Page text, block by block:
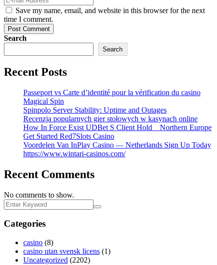
Save my name, email, and website in this browser for the next
time I comment.
Post Comment
Search
Search
Recent Posts
Passeport vs Carte d’identité pour la vérification du casino
Magical Spin
Spinpolo Server Stability: Uptime and Outages
Recenzja popularnych gier stołowych w kasynach online
How In Force Exist UDBet S Client Hold _ Northern Europe
Get Started Red7Slots Casino
Voordelen Van InPlay Casino — Netherlands Sign Up Today
https://www.wintari-casinos.com/
Recent Comments
No comments to show.
Categories
casino (8)
casino utan svensk licens (1)
Uncategorized (2202)